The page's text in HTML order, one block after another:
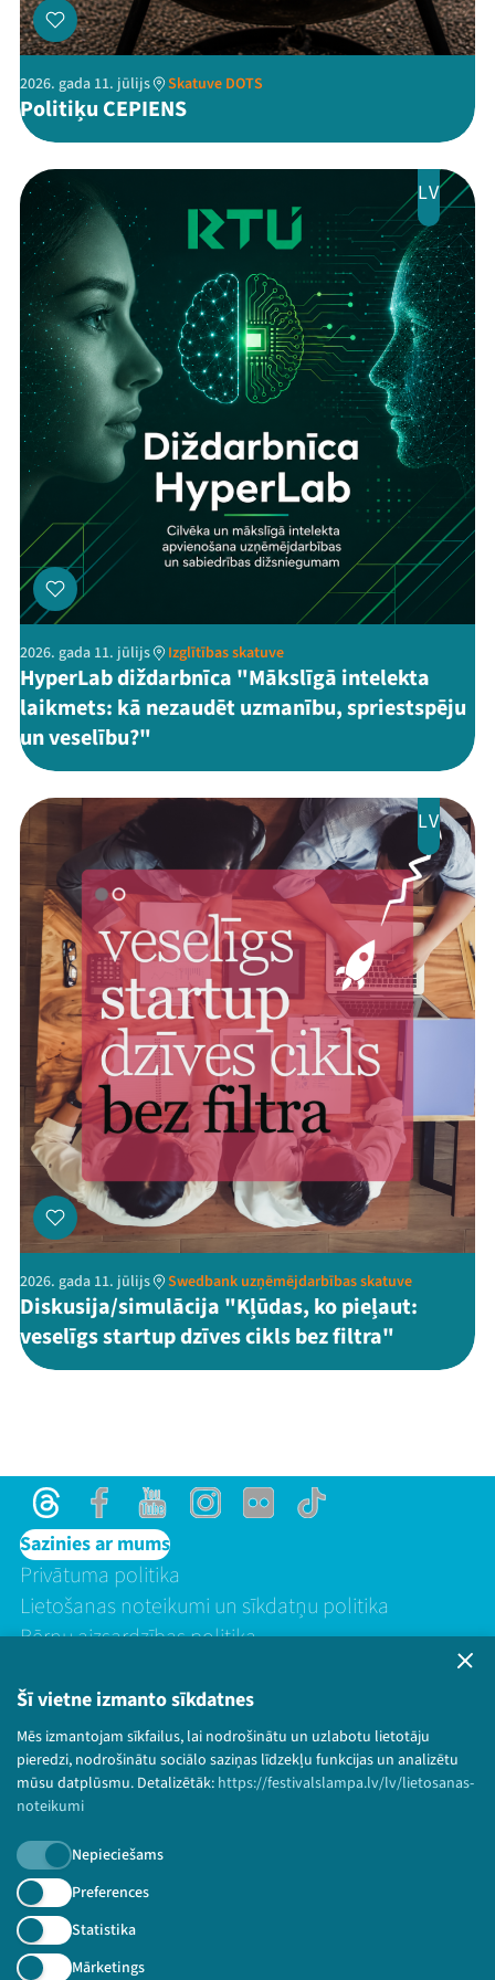
Šī vietne izmanto sīkdatnes
Mēs izmantojam sīkfailus, lai nodrošinātu un uzlabotu lietotāju
pieredzi, nodrošinātu sociālo saziņas līdzekļu funkcijas un analizētu
mūsu datplūsmu. Detalizētāk: https://festivalslampa.lv/lv/lietosanas-
noteikumi
Nepieciešams
Preferences
Statistika
Mārketings
ThreadsFacebookYoutube
X Instagram
Flick TikTok
2026. gada 11. jūlijs Skatuve DOTS
Politiķu CEPIENS
LV
2026. gada 11. jūlijs Izglītības skatuve
HyperLab diždarbnīca "Mākslīgā intelekta
laikmets: kā nezaudēt uzmanību, spriestspēju
un veselību?"
LV
2026. gada 11. jūlijs Swedbank uzņēmējdarbības skatuve
Diskusija/simulācija "Kļūdas, ko pieļaut:
veselīgs startup dzīves cikls bez filtra"
ThreadsFacebookYoutubeInstagram
Flick TikTok
Sazinies ar mums
Privātuma politika
Lietošanas noteikumi un sīkdatņu politika
Bērnu aizsardzības politika
paturētas.
Piesakies jaunumiem!
Nepalaid garām aktuālāko informāciju!
Pieteikties